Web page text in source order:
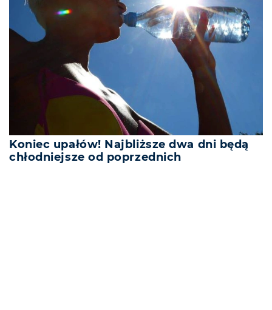
Koniec upałów! Najbliższe dwa dni będą
chłodniejsze od poprzednich